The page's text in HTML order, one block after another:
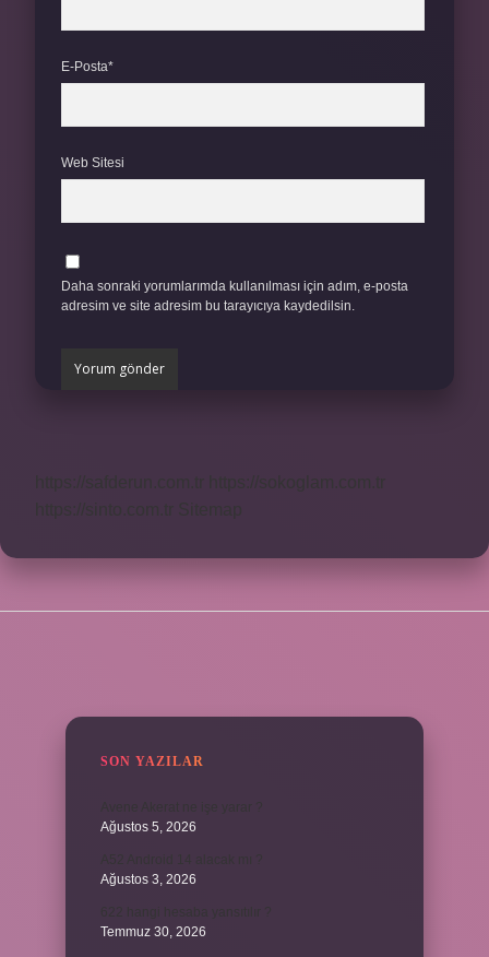
E-Posta*
Web Sitesi
Daha sonraki yorumlarımda kullanılması için adım, e-posta
adresim ve site adresim bu tarayıcıya kaydedilsin.
SON YAZILAR
Ağustos 5, 2026
Ağustos 3, 2026
Temmuz 30, 2026